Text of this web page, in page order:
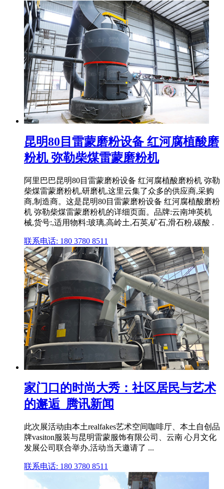
昆明80目雷蒙磨粉设备 红河腐植酸磨
粉机 弥勒柴煤雷蒙磨粉机
阿里巴巴昆明80目雷蒙磨粉设备 红河腐植酸磨粉机 弥勒
柴煤雷蒙磨粉机,研磨机,这里云集了众多的供应商,采购
商,制造商。这是昆明80目雷蒙磨粉设备 红河腐植酸磨粉
机 弥勒柴煤雷蒙磨粉机的详细页面。品牌:云南坤英机
械,货号:,适用物料:玻璃,高岭土,石英,矿石,滑石粉,碳酸 .
联系电话: 180 3780 8511
家门口的时尚大秀：社区居民与艺术
的邂逅_腾讯新闻
此次展活动由本土realfakes艺术空间咖啡厅、本土自创品
牌vasiton服装与昆明雷蒙服饰有限公司、云南 心月文化
发展公司联合举办,活动当天邀请了 ...
联系电话: 180 3780 8511